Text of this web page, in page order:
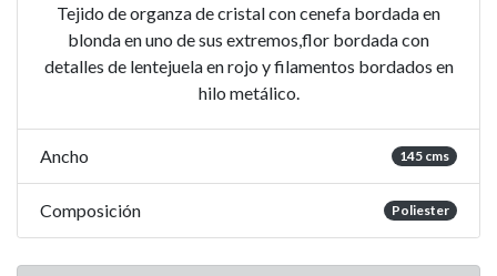
Tejido de organza de cristal con cenefa bordada en
blonda en uno de sus extremos,flor bordada con
detalles de lentejuela en rojo y filamentos bordados en
hilo metálico.
Ancho 145 cms
Composición Poliester